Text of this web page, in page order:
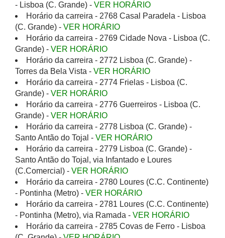
- Lisboa (C. Grande) - VER HORÁRIO
Horário da carreira - 2768 Casal Paradela - Lisboa
(C. Grande) - VER HORÁRIO
Horário da carreira - 2769 Cidade Nova - Lisboa (C.
Grande) - VER HORÁRIO
Horário da carreira - 2772 Lisboa (C. Grande) -
Torres da Bela Vista - VER HORÁRIO
Horário da carreira - 2774 Frielas - Lisboa (C.
Grande) - VER HORÁRIO
Horário da carreira - 2776 Guerreiros - Lisboa (C.
Grande) - VER HORÁRIO
Horário da carreira - 2778 Lisboa (C. Grande) -
Santo Antão do Tojal - VER HORÁRIO
Horário da carreira - 2779 Lisboa (C. Grande) -
Santo Antão do Tojal, via Infantado e Loures
(C.Comercial) - VER HORÁRIO
Horário da carreira - 2780 Loures (C.C. Continente)
- Pontinha (Metro) - VER HORÁRIO
Horário da carreira - 2781 Loures (C.C. Continente)
- Pontinha (Metro), via Ramada - VER HORÁRIO
Horário da carreira - 2785 Covas de Ferro - Lisboa